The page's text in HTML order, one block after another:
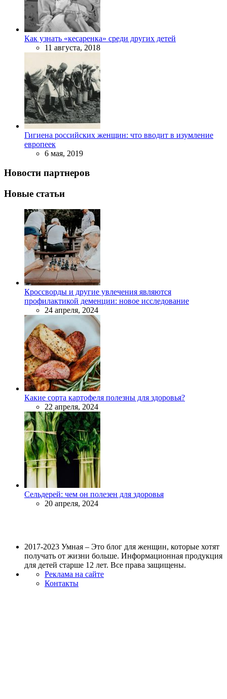
Как узнать «кесаренка» среди других детей
11 августа, 2018
Гигиена российских женщин: что вводит в изумление
европеек
6 мая, 2019
Новости партнеров
Новые статьи
Кроссворды и другие увлечения являются
профилактикой деменции: новое исследование
24 апреля, 2024
Какие сорта картофеля полезны для здоровья?
22 апреля, 2024
Сельдерей: чем он полезен для здоровья
20 апреля, 2024
2017-2023 Умная – Это блог для женщин, которые хотят
получать от жизни больше. Информационная продукция
для детей старше 12 лет. Все права защищены.
Реклама на сайте
Контакты